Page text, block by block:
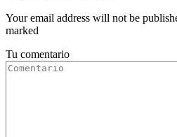
Your email address will not be
marked
Tu comentario